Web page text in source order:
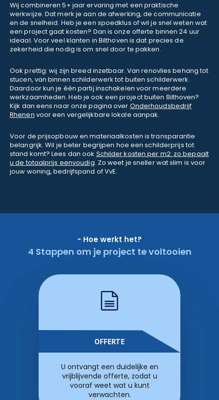
Wij combineren 5+ jaar ervaring met een praktische
werkwijze. Dat merk je aan de afwerking, de communicatie
en de snelheid. Heb je een spoedklus of wil je snel weten wat
een project gaat kosten? Dan is onze offerte binnen 24 uur
ideaal. Voor veel klanten in Bilthoven is dat precies de
zekerheid die nodig is om snel door te pakken.
Ook prettig: wij zijn breed inzetbaar. Van renovlies behang tot
stucen, van binnen schilderwerk tot buiten schilderwerk.
Daardoor kun je één partij inschakelen voor meerdere
werkzaamheden. Heb je ook een project buiten Bilthoven?
Kijk dan eens naar onze pagina over Onderhoudsbedrijf
Rhenen voor een vergelijkbare lokale aanpak.
Voor de prijsopbouw en materiaalkosten is transparantie
belangrijk. Wil je beter begrijpen hoe een schilderprijs tot
stand komt? Lees dan ook Schilder kosten per m2: zo bepaalt
u de totaalprijs eenvoudig. Zo weet je sneller wat slim is voor
jouw woning, bedrijfspand of VvE.
- Hoe werkt het?
4 Stappen om je project te voltooien
OFFERTE
U ontvangt een duidelijke en
vrijblijvende offerte, zodat u
vooraf weet wat u kunt
verwachten.